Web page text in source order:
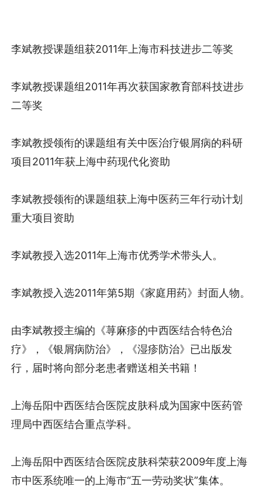
李斌教授课题组获2011年上海市科技进步二等奖
李斌教授课题组2011年再次获国家教育部科技进步
二等奖
李斌教授领衔的课题组有关中医治疗银屑病的科研
项目2011年获上海中药现代化资助
李斌教授领衔的课题组获上海中医药三年行动计划
重大项目资助
李斌教授入选2011年上海市优秀学术带头人。
李斌教授入选2011年第5期《家庭用药》封面人物。
由李斌教授主编的《荨麻疹的中西医结合特色治
疗》，《银屑病防治》，《湿疹防治》已出版发
行，届时将向部分老患者赠送相关书籍！
上海岳阳中西医结合医院皮肤科成为国家中医药管
理局中西医结合重点学科。
上海岳阳中西医结合医院皮肤科荣获2009年度上海
市中医系统唯一的上海市“五一劳动奖状”集体。